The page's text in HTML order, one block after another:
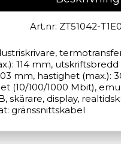
Art.nr: ZT51042-
114 mm,
mm, hastighet (max.):
(10/100/1000 Mbit),
skärare, display,
gränssnittskabel